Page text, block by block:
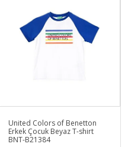
United Colors of Benetton
Erkek Çocuk Beyaz T-shirt
BNT-B21384